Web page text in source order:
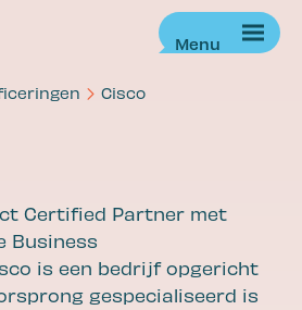
of slim wil werken: Wij
het voor jou regelt!
Cisco
Certified Partner met
Business
is een bedrijf opgericht
gespecialiseerd is